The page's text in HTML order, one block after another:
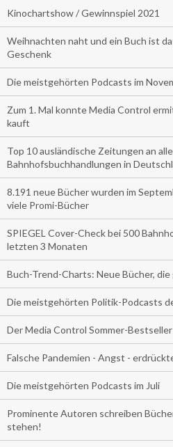
Kinochartshow / Gewinnspiel 2021
Weihnachten naht und ein Buch ist
Geschenk
Die meistgehörten Podcasts im
Zum 1. Mal konnte Media Control
kauft
Top 10 ausländische Zeitungen an
Bahnhofsbuchhandlungen in
8.191 neue Bücher wurden im
viele Promi-Bücher
SPIEGEL Cover-Check bei 500
letzten 3 Monaten
Buch-Trend-Charts: Neue Bücher,
Die meistgehörten Politik-Podcasts
Der Media Control Sommer-Bestseller
Falsche Pandemien - Angst -
Die meistgehörten Podcasts im Juli
Prominente Autoren schreiben
stehen!